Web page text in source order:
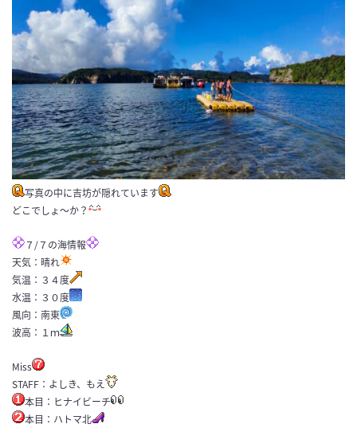
写真の中に吉坊が隠れています
どこでしょ～か？
７/７の海情報
天気：晴れ
気温：３４度
水温：３０度
風向：南東
波高：１ｍ
Miss
STAFF：よしき、もえ
本目：ヒナイビーチ
本目：ハトマ北